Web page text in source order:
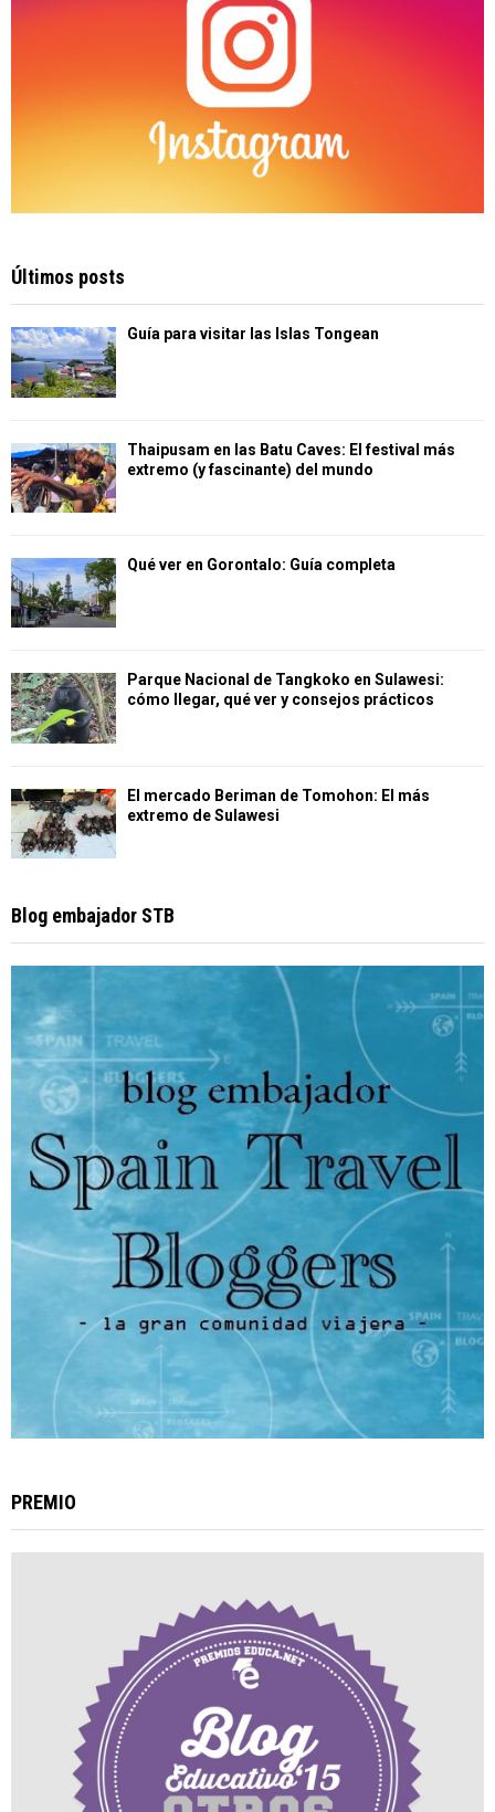
Últimos posts
Guía para visitar las Islas Tongean
Thaipusam en las Batu Caves: El festival más
extremo (y fascinante) del mundo
Qué ver en Gorontalo: Guía completa
Parque Nacional de Tangkoko en Sulawesi:
cómo llegar, qué ver y consejos prácticos
El mercado Beriman de Tomohon: El más
extremo de Sulawesi
Blog embajador STB
PREMIO